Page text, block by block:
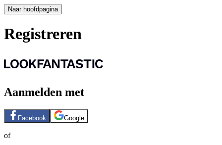
Naar hoofdpagina
Registreren
Aanmelden met
Facebook Google
of